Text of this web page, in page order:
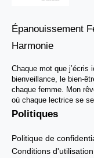
Épanouissement
Harmonie
Chaque mot que j’écris
bienveillance, le bien-
chaque femme. Mon
où chaque lectrice se
Politiques
Politique de
Conditions d'utilisation